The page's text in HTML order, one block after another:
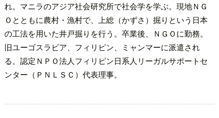
れ。マニラのアジア社会研究所で社会学を学ぶ。現地ＮＧ
Ｏとともに農村・漁村で、上総（かずさ）掘りという日本
の工法を用いた井戸掘りを行う。卒業後、ＮＧＯに勤務。
旧ユーゴスラビア、フィリピン、ミャンマーに派遣され
る。認定ＮＰＯ法人フィリピン日系人リーガルサポートセ
ンター（ＰＮＬＳＣ）代表理事。